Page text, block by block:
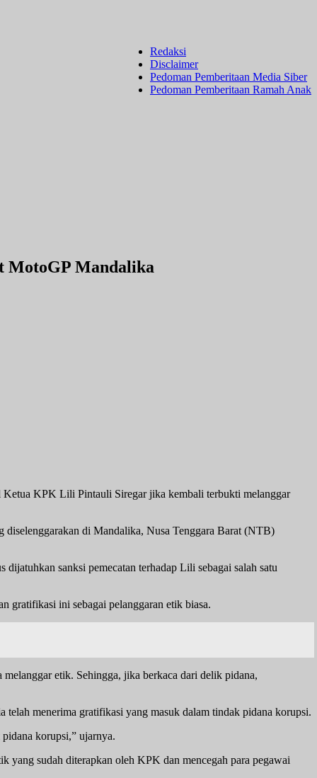
Redaksi
Disclaimer
Pedoman Pemberitaan Media Siber
Pedoman Pemberitaan Ramah Anak
MotoGP Mandalika
KPK Lili Pintauli Siregar jika kembali terbukti melanggar
di Mandalika, Nusa Tenggara Barat (NTB)
sanksi pemecatan terhadap Lili sebagai salah satu
gratifikasi ini sebagai pelanggaran etik biasa.
etik. Sehingga, jika berkaca dari delik pidana,
menerima gratifikasi yang masuk dalam tindak pidana korupsi.
korupsi,” ujarnya.
yang sudah diterapkan oleh KPK dan mencegah para pegawai